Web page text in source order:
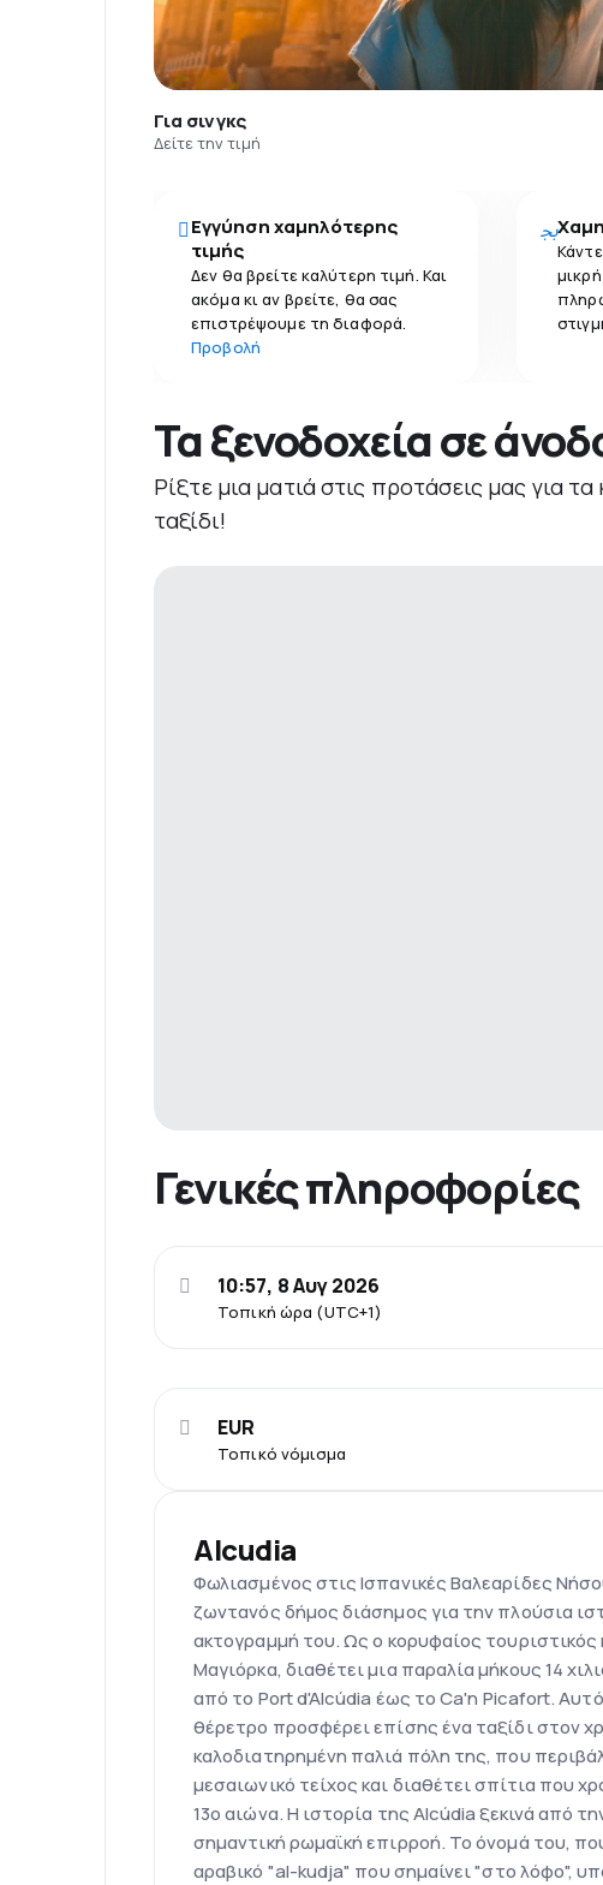
Για σινγκς
Δείτε την τιμή
Εγγύηση χαμηλότερης
τιμής
Δεν θα βρείτε καλύτερη τιμή. Και
ακόμα κι αν βρείτε, θα σας
επιστρέψουμε τη διαφορά.
Προβολή
Τα ξενοδοχεία σε
Ρίξτε μια ματιά στις προτάσεις μας για
ταξίδι!
Γενικές πληροφορίες
Τοπική ώρα (UTC+1)
10:57, 8 Αυγ 2026
Τοπικό νόμισμα
EUR
Alcudia
Φωλιασμένος στις Ισπανικές Βαλεαρίδες
ζωντανός δήμος διάσημος για την πλούσια
ακτογραμμή του. Ως ο κορυφαίος τουριστικός
Μαγιόρκα, διαθέτει μια παραλία μήκους 14
από το Port d'Alcúdia έως το Ca'n Picafort.
θέρετρο προσφέρει επίσης ένα ταξίδι στον
καλοδιατηρημένη παλιά πόλη της, που
μεσαιωνικό τείχος και διαθέτει σπίτια που
13ο αιώνα. Η ιστορία της Alcúdia ξεκινά από
σημαντική ρωμαϊκή επιρροή. Το όνομά του,
αραβικό "al-kudja" που σημαίνει "στο λόφο",